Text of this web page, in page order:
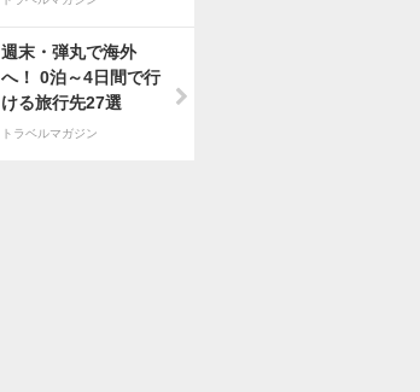
週末・弾丸で海外
へ！ 0泊～4日間で行
ける旅行先27選
トラベルマガジン